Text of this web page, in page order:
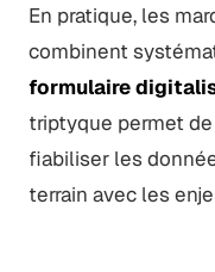
En pratique, les
combinent
formulaire
triptyque permet
fiabiliser les
terrain avec les